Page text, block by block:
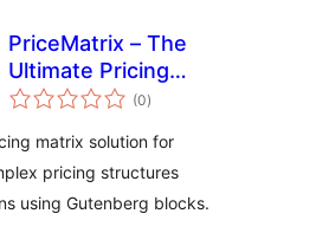
PriceMatrix – The
Ultimate Pricing
Table
(0საერთო
რეიტინგი
)
matrix solution for
pricing structures
using Gutenberg blocks.